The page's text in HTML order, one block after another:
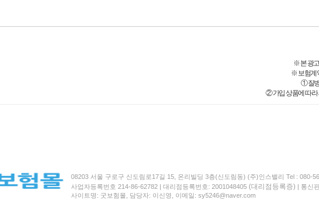
※ 본 광
※ 보험계
① 질
② 가입 상품에 따라
08203 서울 구로구 신도림로17길 15, 온리빌딩 3층(신도림동) (주)인스밸리 Tel : 080-
사업자등록번호 214-86-62782 | 대리점등록번호: 2001048405 (대리점등록증) | 통신
사이트명: 굿보험몰, 담당자: 이신영, 이메일: sy5246@naver.com